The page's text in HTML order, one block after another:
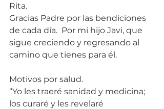
Rita.
Gracias Padre por las bendiciones
de cada día.  Por mi hijo Javi, que
sigue creciendo y regresando al
camino que tienes para él.
Motivos por salud.
“Yo les traeré sanidad y medicina;
los curaré y les revelaré